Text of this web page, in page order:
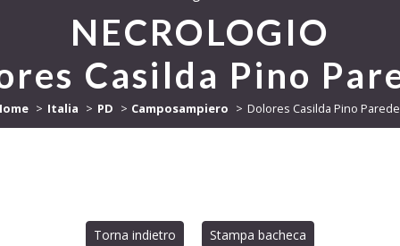
NECROLOGIO
Casilda Pino
Italia PD Camposampiero Dolores Casilda Pino
Torna indietro Stampa bacheca